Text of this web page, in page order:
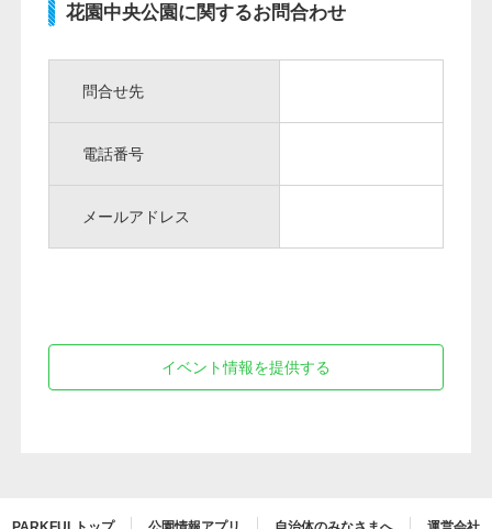
花園中央公園に関するお問合わせ
問合せ先
電話番号
メールアドレス
イベント情報を提供する